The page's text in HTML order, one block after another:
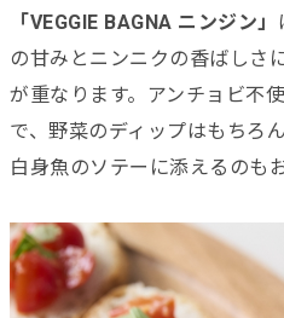
「VEGGIE BAGNA ニンジン」
の甘みとニンニクの香ばしさ
が重なります。アンチョビ不
で、野菜のディップはもちろ
白身魚のソテーに添えるのも